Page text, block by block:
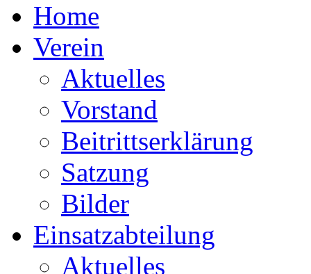
Home
Verein
Aktuelles
Vorstand
Beitrittserklärung
Satzung
Bilder
Einsatzabteilung
Aktuelles